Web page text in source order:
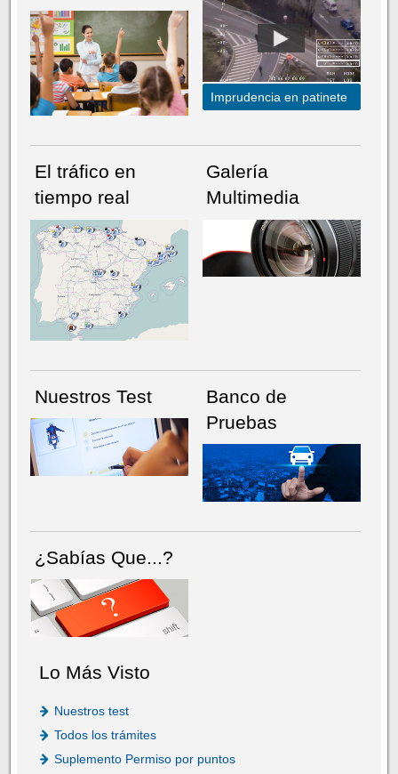
NÚMERO ACTUALHEMEROTECA
Imprudencia en patinete
El tráfico en
tiempo real
Galería
Multimedia
Nuestros Test
Banco de
Pruebas
¿Sabías Que...?
Lo Más Visto
Nuestros test
Todos los trámites
Suplemento Permiso por puntos